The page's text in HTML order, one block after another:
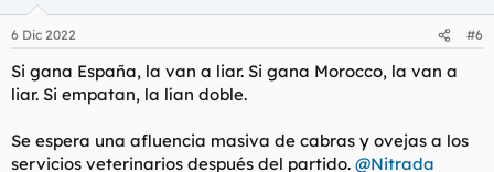
e
s
:
6 Dic 2022 #6
Si gana España, la van a liar. Si gana Morocco, la van a
liar. Si empatan, la lían doble.
Se espera una afluencia masiva de cabras y ovejas a los
servicios veterinarios después del partido. @Nitrada